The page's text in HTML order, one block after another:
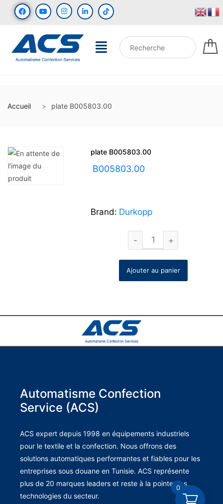
Accueil plate B005803.00
plate B005803.00
B005803.00
Brand: Durkopp
Ajouter au panier
Automatisme Confection
Service (ACS)
ACS expert depuis 1998 en équipements industriels
pour le textile et la confection. Nous offrons des
solutions automatiques performantes et fiables pour les
entreprises sous douane en Tunisie. ACS représente
plus de 20 marques leaders et reste à la pointe des
technologies du secteur.
0